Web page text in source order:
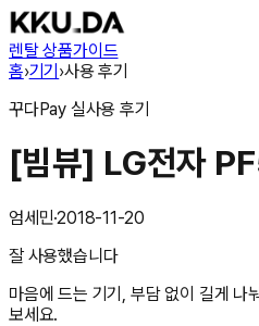
렌탈 상품가이드
홈›기기›사용 후기
꾸다Pay 실사용 후기
[빔뷰] LG전자
엄세민·2018-11-20
잘 사용했습니다
마음에 드는 기기, 부담 없이 길게 나
보세요.